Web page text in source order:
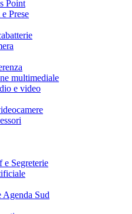
Point
Prese
multimediale
e video
e Segreterie
Agenda Sud